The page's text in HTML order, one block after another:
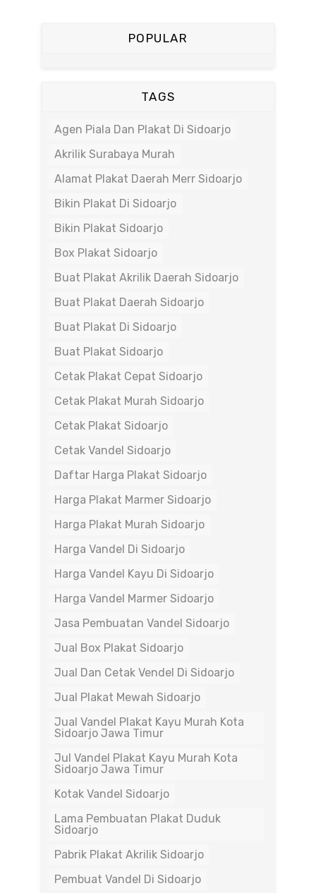
POPULAR
TAGS
Agen Piala Dan Plakat Di Sidoarjo
Akrilik Surabaya Murah
Alamat Plakat Daerah Merr Sidoarjo
Bikin Plakat Di Sidoarjo
Bikin Plakat Sidoarjo
Box Plakat Sidoarjo
Buat Plakat Akrilik Daerah Sidoarjo
Buat Plakat Daerah Sidoarjo
Buat Plakat Di Sidoarjo
Buat Plakat Sidoarjo
Cetak Plakat Cepat Sidoarjo
Cetak Plakat Murah Sidoarjo
Cetak Plakat Sidoarjo
Cetak Vandel Sidoarjo
Daftar Harga Plakat Sidoarjo
Harga Plakat Marmer Sidoarjo
Harga Plakat Murah Sidoarjo
Harga Vandel Di Sidoarjo
Harga Vandel Kayu Di Sidoarjo
Harga Vandel Marmer Sidoarjo
Jasa Pembuatan Vandel Sidoarjo
Jual Box Plakat Sidoarjo
Jual Dan Cetak Vendel Di Sidoarjo
Jual Plakat Mewah Sidoarjo
Jual Vandel Plakat Kayu Murah Kota
Sidoarjo Jawa Timur
Jul Vandel Plakat Kayu Murah Kota
Sidoarjo Jawa Timur
Kotak Vandel Sidoarjo
Lama Pembuatan Plakat Duduk
Sidoarjo
Pabrik Plakat Akrilik Sidoarjo
Pembuat Vandel Di Sidoarjo